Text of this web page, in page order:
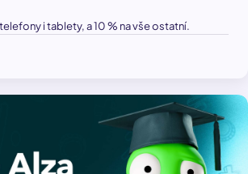
i tablety, a 10 % na vše ostatní.